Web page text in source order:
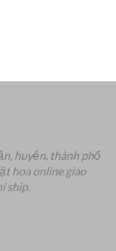
huyện, thành phố
hoa online giao
ship.